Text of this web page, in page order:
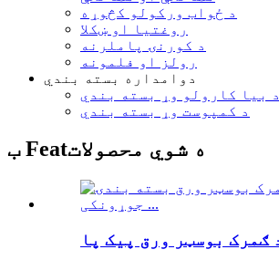
د ځواب ورکولو کڅوړه
روغتیا او ښکلا
د کورنۍ پاملرنه
رولز او فلمونه
دوامداره بسته بندي
د بیا کارولو وړ بسته بندي
د کمپوست وړ بسته بندي
ب Featه شوي محصولات